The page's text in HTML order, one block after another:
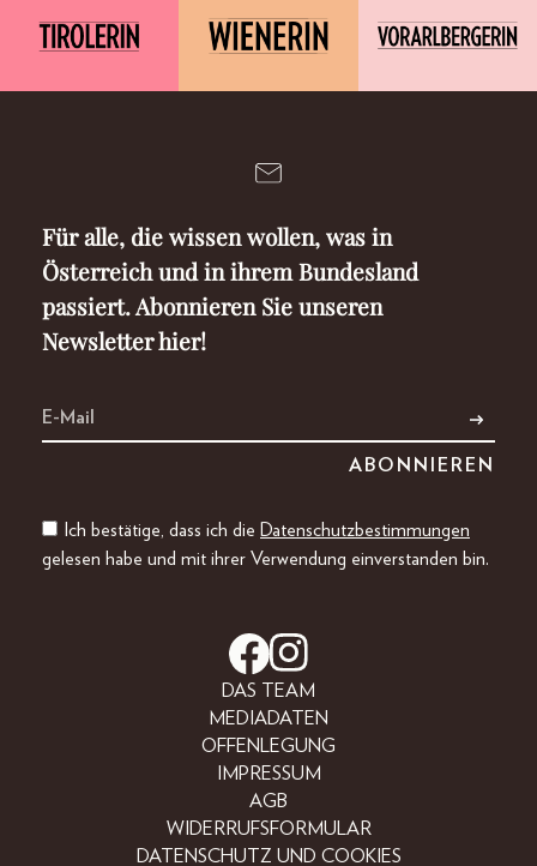
Für alle, die wissen wollen, was in
Österreich und in ihrem Bundesland
passiert. Abonnieren Sie unseren
Newsletter hier!
Ich bestätige, dass ich die Datenschutzbestimmungen
gelesen habe und mit ihrer Verwendung einverstanden bin.
DAS TEAM
MEDIADATEN
OFFENLEGUNG
IMPRESSUM
AGB
WIDERRUFSFORMULAR
DATENSCHUTZ UND COOKIES